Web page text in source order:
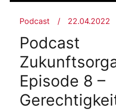
Podcast 22.04.2022
Podcast
Episode 8 –